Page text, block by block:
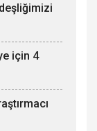
için 4